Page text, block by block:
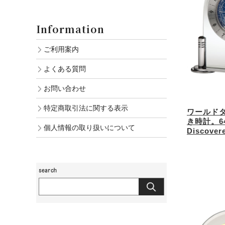
ワールド
き時計。
Information
ご利用案内
よくある質問
お問い合わせ
特定商取引法に関する表示
個人情報の取り扱いについて